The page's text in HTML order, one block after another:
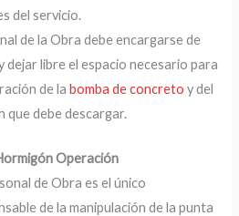
del servicio.
de la Obra debe encargarse de
dejar libre el espacio necesario para
de labomba de concretoy del
que debe descargar.
Operación
de Obra es el único
de la manipulación de la punta